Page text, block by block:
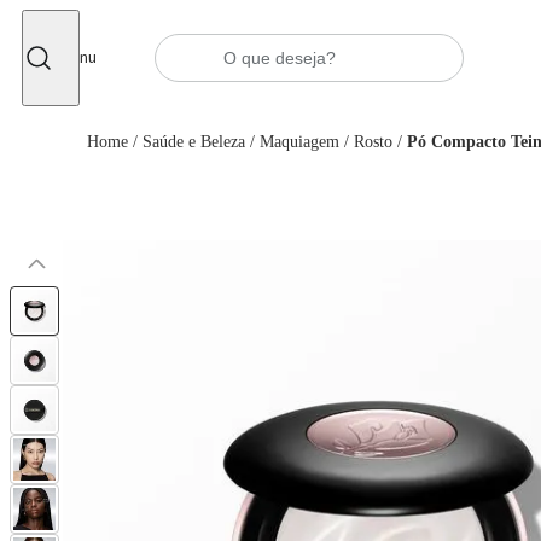
Menu
Home / Saúde e Beleza / Maquiagem / Rosto / Pó Compacto